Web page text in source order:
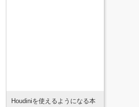
Houdiniを使えるようになる本